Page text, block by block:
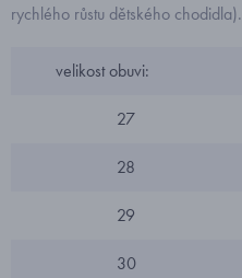
rychlého růstu dětského chodidla).
velikost obuvi:
27
28
29
30